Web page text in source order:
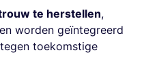
te herstellen,
worden geïntegreerd
toekomstige